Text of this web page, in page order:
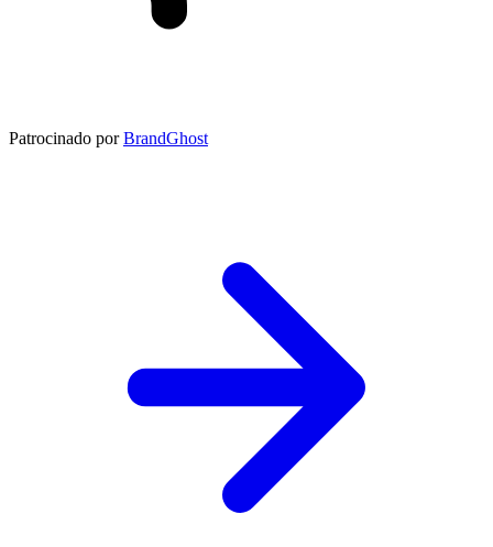
Patrocinado por BrandGhost